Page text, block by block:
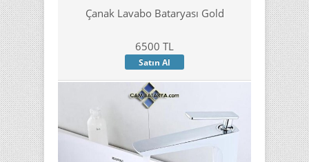
Çanak Lavabo Bataryası Gold
6500 TL
Satın Al